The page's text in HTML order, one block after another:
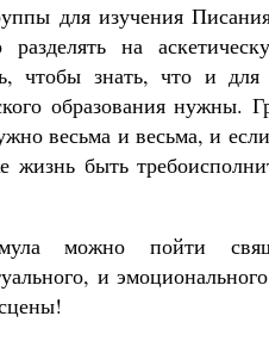
для изучения
разделять на
чтобы знать, что и для
образования
весьма и весьма, и
быть
можно пойти
и